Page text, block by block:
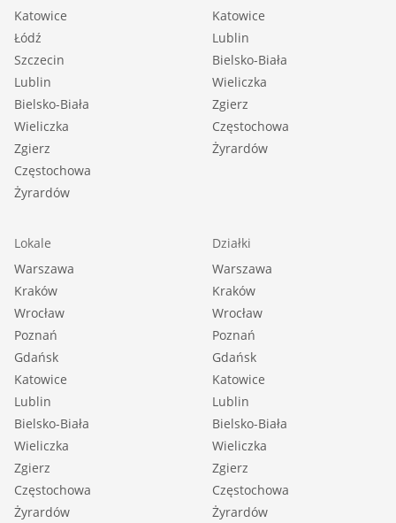
Katowice
Łódź
Szczecin
Lublin
Bielsko-Biała
Wieliczka
Zgierz
Częstochowa
Żyrardów
Katowice
Lublin
Bielsko-Biała
Wieliczka
Zgierz
Częstochowa
Żyrardów
Lokale
Warszawa
Kraków
Wrocław
Poznań
Gdańsk
Katowice
Lublin
Bielsko-Biała
Wieliczka
Zgierz
Częstochowa
Żyrardów
Działki
Warszawa
Kraków
Wrocław
Poznań
Gdańsk
Katowice
Lublin
Bielsko-Biała
Wieliczka
Zgierz
Częstochowa
Żyrardów